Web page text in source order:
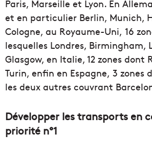
Paris, Marseille et Lyon. En
et en particulier Berlin, Munich,
Cologne, au Royaume-Uni, 16
lesquelles Londres, Birmingham,
Glasgow, en Italie, 12 zones dont
Turin, enfin en Espagne, 3 zones
les deux autres couvrant
Développer les transports en
priorité n°1